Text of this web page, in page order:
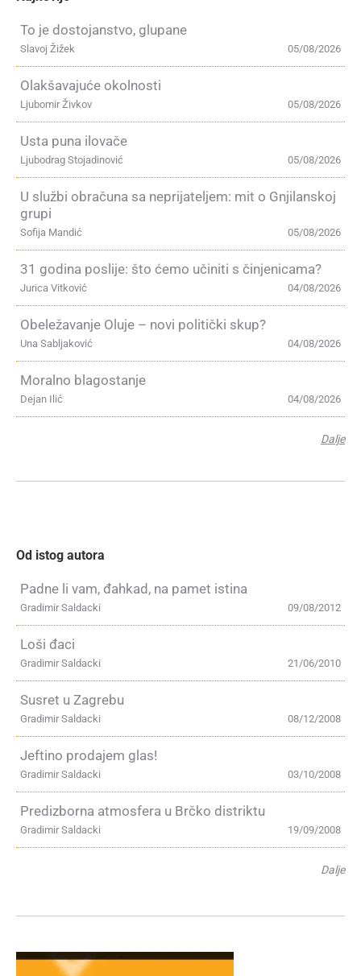
To je dostojanstvo, glupane
05/08/2026
Slavoj Žižek
Olakšavajuće okolnosti
05/08/2026
Ljubomir Živkov
Usta puna ilovače
05/08/2026
Ljubodrag Stojadinović
U službi obračuna sa neprijateljem: mit o Gnjilanskoj
grupi
05/08/2026
Sofija Mandić
31 godina poslije: što ćemo učiniti s činjenicama?
04/08/2026
Jurica Vitković
Obeležavanje Oluje – novi politički skup?
04/08/2026
Una Sabljaković
Moralno blagostanje
04/08/2026
Dejan Ilić
Dalje
Od istog autora
Padne li vam, đahkad, na pamet istina
09/08/2012
Gradimir Saldacki
Loši đaci
21/06/2010
Gradimir Saldacki
Susret u Zagrebu
08/12/2008
Gradimir Saldacki
Jeftino prodajem glas!
03/10/2008
Gradimir Saldacki
Predizborna atmosfera u Brčko distriktu
19/09/2008
Gradimir Saldacki
Dalje